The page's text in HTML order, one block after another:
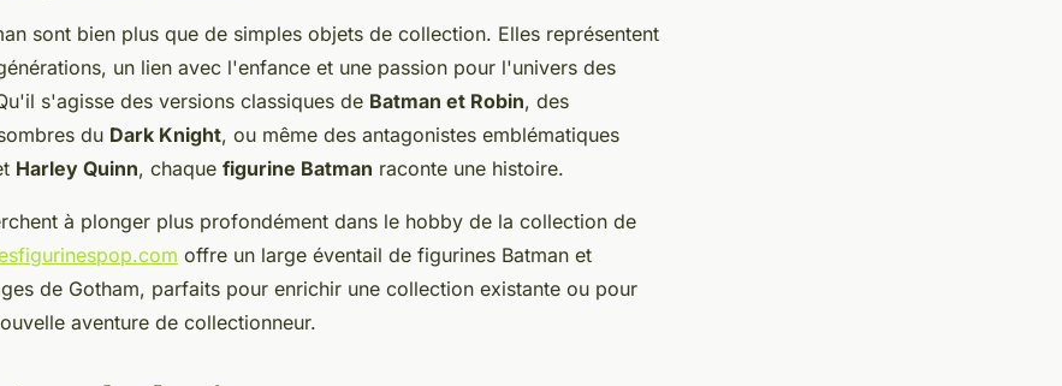
sont bien plus que de simples objets de collection. Elles représentent
un lien avec l'enfance et une passion pour l'univers des
s'agisse des versions classiques de Batman et Robin, des
du Dark Knight, ou même des antagonistes emblématiques
Harley Quinn, chaque figurine Batman raconte une histoire.
à plonger plus profondément dans le hobby de la collection de
offre un large éventail de figurines Batman et
de Gotham, parfaits pour enrichir une collection existante ou pour
aventure de collectionneur.